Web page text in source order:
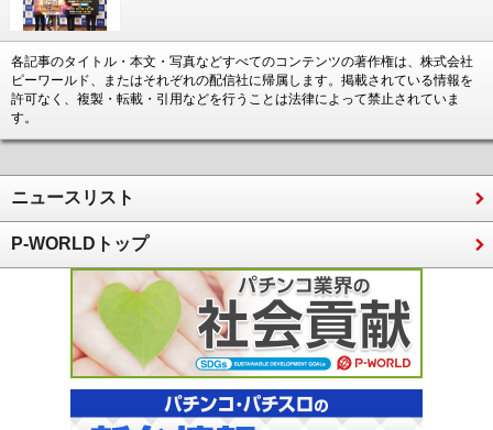
各記事のタイトル・本文・写真などすべてのコンテンツの著作権は、株式会社
ピーワールド、またはそれぞれの配信社に帰属します。掲載されている情報を
許可なく、複製・転載・引用などを行うことは法律によって禁止されていま
す。
ニュースリスト
P-WORLDトップ